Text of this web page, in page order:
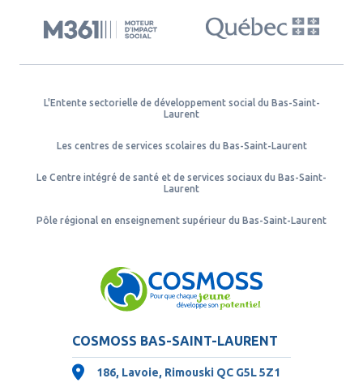
L'Entente sectorielle de développement social du Bas-Saint-
Laurent
Les centres de services scolaires du Bas-Saint-Laurent
Le Centre intégré de santé et de services sociaux du Bas-Saint-
Laurent
Pôle régional en enseignement supérieur du Bas-Saint-Laurent
COSMOSS BAS-SAINT-LAURENT
186, Lavoie, Rimouski QC G5L 5Z1